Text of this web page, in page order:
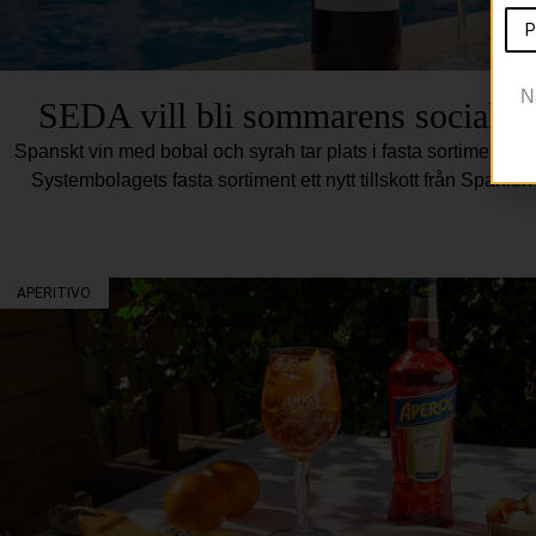
SEDA vill bli sommarens sociala
Spanskt vin med bobal och syrah tar plats i fasta sortimentet
Systembolagets fasta sortiment ett nytt tillskott från
APERITIVO